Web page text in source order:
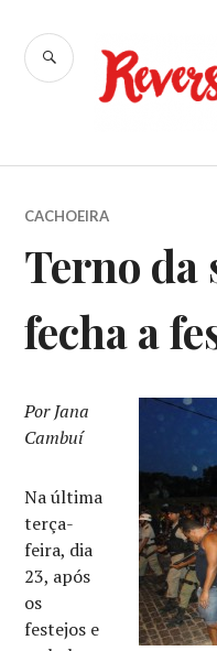
para
conteúdo
BUSCA
CACHOEIRA
Terno da
fecha a
Por Jana
Cambuí
Na última
terça-
feira, dia
23, após
os
festejos e